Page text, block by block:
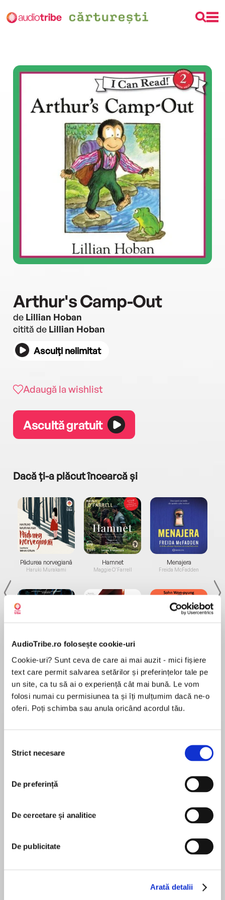
AudioTribe.ro folosește cookie-uri
Cookie-uri? Sunt ceva de care ai mai auzit - mici fișiere
text care permit salvarea setărilor și preferințelor tale pe
un site, ca tu să ai o experiență cât mai bună. Le vom
folosi numai cu permisiunea ta și îți mulțumim dacă ne-o
oferi. Poți schimba sau anula oricând acordul tău.
consimțământului
Strict necesare
De preferință
De cercetare și analitice
De publicitate
Arată detalii
Arthur's Camp-Out
de Lillian Hoban
citită de Lillian Hoban
Asculți nelimitat
Adaugă la wishlist
Ascultă gratuit
Dacă ți-a plăcut încearcă și
Pădurea norvegiană
Haruki Murakami
de...
Dani Francis
Hamnet
Maggie O'Farrell
la...
Lauren Weisberger
Menajera
Freida McFadden
Sohn Won-pyung
want Arthur around. So Arthur decidesto
collect slimy things he knows Violet wouldn't
swooping bats, or hunger pangs. Then he smells
În acest moment nu există recenzii
pentru această carte
Lillian Hoban
and Betsy the Dinosaur, Silly Tilly's Thanksgiving,